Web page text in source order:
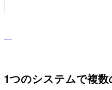
1つのシステムで複